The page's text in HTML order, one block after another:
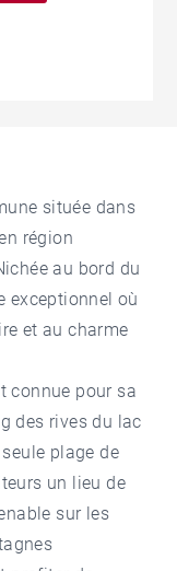
située dans
région
au bord du
exceptionnel où
et au charme
connue pour sa
des rives du lac
plage de
un lieu de
sur les